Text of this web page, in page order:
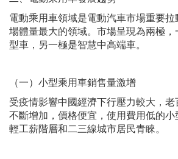
電動乘用車領域是電動汽車市場重要
場體量最大的領域。市場呈現為兩極
型車，另一極是智慧中高端車。
（一）小型乘用車銷售量激增
受疫情影響中國經濟下行壓力較大，
不斷增加，價格便宜，使用費用低的
輕工薪階層和二三線城市居民青睞。